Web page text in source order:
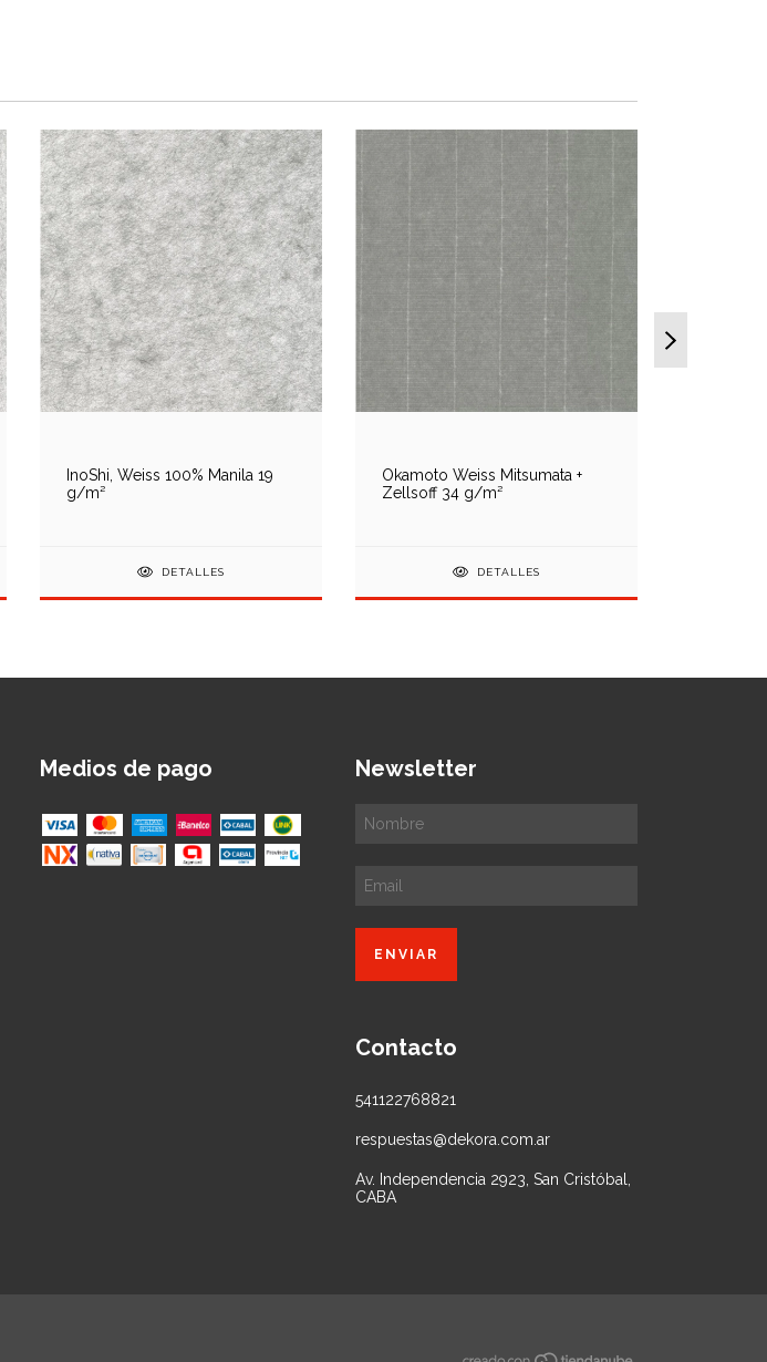
InoShi, Weiss 100% Manila 19
g/m²
DETALLES
Okamoto Weiss Mitsumata +
Zellsoff 34 g/m²
DETALLES
Medios de pago Newsletter
Contacto
541122768821
respuestas@dekora.com.ar
Av. Independencia 2923, San Cristóbal,
CABA